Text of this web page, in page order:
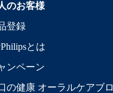
のお客様
登録
とは
ンペーン
の健康 オーラルケアブロ